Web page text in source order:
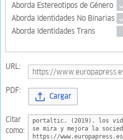
Aborda Estereotipos de Género
Aborda Identidades No Binarias
Aborda Identidades Trans
URL:
PDF:
Cargar
Citar
como: